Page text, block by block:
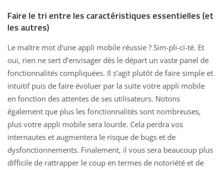
Faire le tri entre les caractéristiques essentielles (et
les autres)
Le maître mot d’une appli mobile réussie ? Sim-pli-ci-té. Et
oui, rien ne sert d’envisager dès le départ un vaste panel de
fonctionnalités compliquées. Il s’agit plutôt de faire simple et
intuitif puis de faire évoluer par la suite votre appli mobile
en fonction des attentes de ses utilisateurs. Notons
également que plus les fonctionnalités sont nombreuses,
plus votre appli mobile sera lourde. Cela perdra vos
internautes et augmentera le risque de bugs et de
dysfonctionnements. Finalement, il vous sera beaucoup plus
difficile de rattrapper le coup en termes de notoriété et de